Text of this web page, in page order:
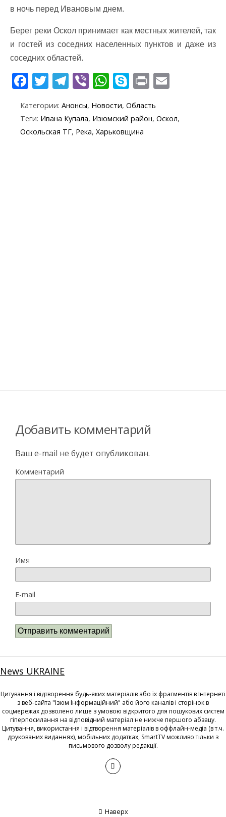
в ночь перед Ивановым днем.
Берег реки Оскол принимает как местных жителей, так
и гостей из соседних населенных пунктов и даже из
соседних областей.
F
e
b
T
itt
er
T
e
gr
Vi
er
W
at
s
S
k
y
p
Pr
t ai
Категории: Анонсы, Новости, Область
Теги: Ивана Купала, Изюмский район, Оскол,
Оскольская ТГ, Река, Харьковщина
Добавить комментарий
Ваш e-mail не будет опубликован.
Комментарий
Имя
E-mail
News UKRAINE
Цитування і відтворення будь-яких матеріалів або їх фрагментів в Інтернеті
з веб-сайта "Ізюм Інформаційний" або його каналів і сторінок в
соцмережах дозволено лише з умовою відкритого для пошукових систем
гіперпосилання на відповідний матеріал не нижче першого абзацу.
Цитування, використання і відтворення матеріалів в оффлайн-медіа (в т.ч.
друкованих виданнях), мобільних додатках, SmartTV можливо тільки з
письмового дозволу редакції.
Наверх